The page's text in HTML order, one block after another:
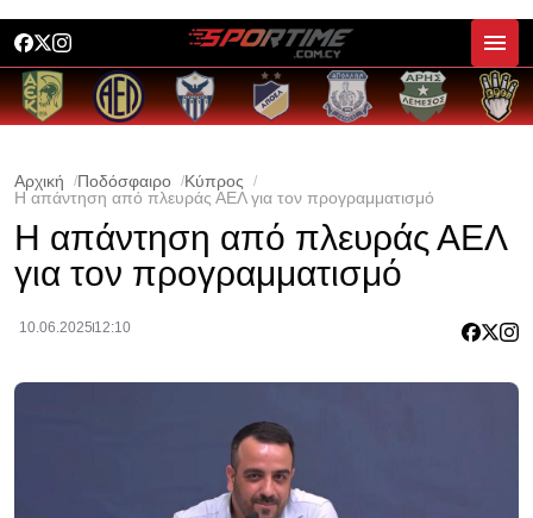
Αρχική Ποδόσφαιρο
Κύπρος
Η απάντηση από πλευράς ΑΕΛ για τον προγραμματισμό
Η απάντηση από πλευράς ΑΕΛ
για τον προγραμματισμό
10.06.2025 12:10